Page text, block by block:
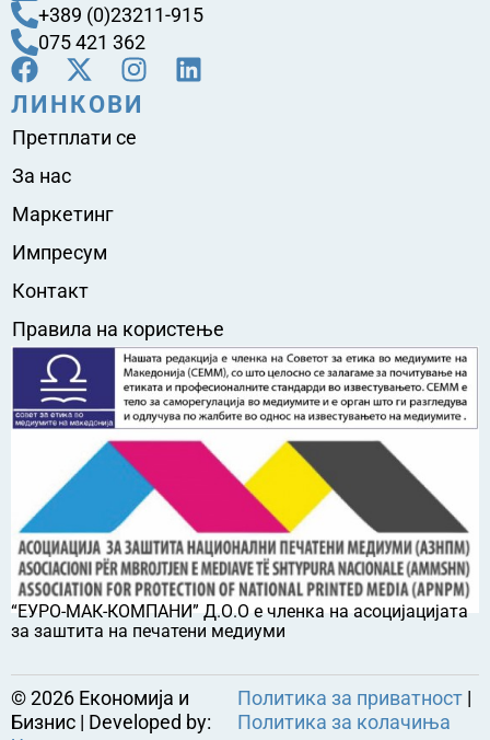
+389 (0)23211-915
075 421 362
ЛИНКОВИ
Претплати се
За нас
Маркетинг
Импресум
Контакт
Правила на користење
“ЕУРО-МАК-КОМПАНИ” Д.О.О е членка на асоцијацијата
за заштита на печатени медиуми
©2026 Економија и
Бизнис | Developed by:
Политика за приватност |
Политика за колачиња